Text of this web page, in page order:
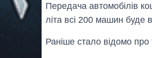
Передача автомобілів
літа всі 200 машин буде
Раніше стало відомо